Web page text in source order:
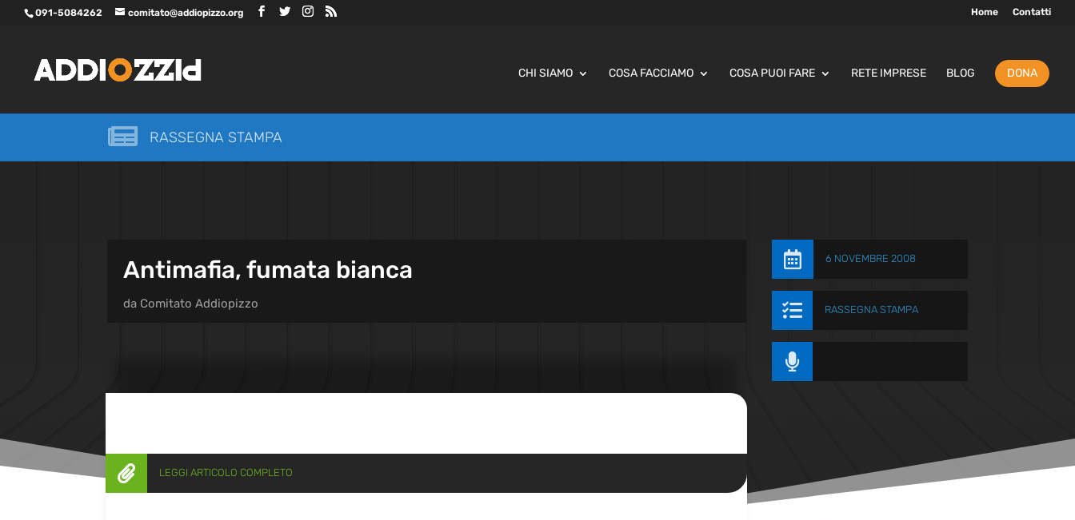
091-5084262 comitato@addiopizzo.org Home Contatti
CHI SIAMO COSA FACCIAMO COSA PUOI FARE RETE IMPRESE BLOG DONA
 RASSEGNA STAMPA
Antimafia, fumata bianca
da Comitato Addiopizzo
 6 NOVEMBRE 2008
 RASSEGNA STAMPA

 LEGGI ARTICOLO COMPLETO